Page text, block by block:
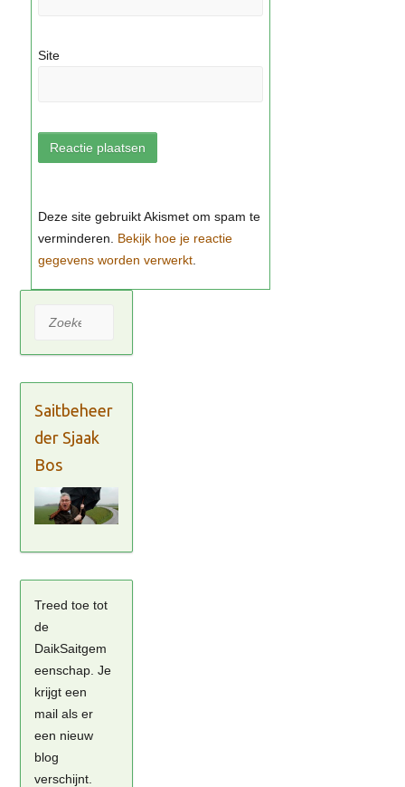
Site
Bekijk hoe je reactie
gegevens worden verwerkt
Zoeken
Saitbeheer
der Sjaak
Bos
Treed toe tot
de
DaikSaitgem
eenschap. Je
krijgt een
mail als er
een nieuw
blog
verschijnt.